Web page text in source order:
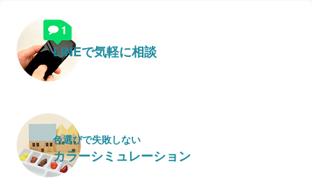
LINEで気軽に相談
色選びで失敗しない
カラーシミュレーション